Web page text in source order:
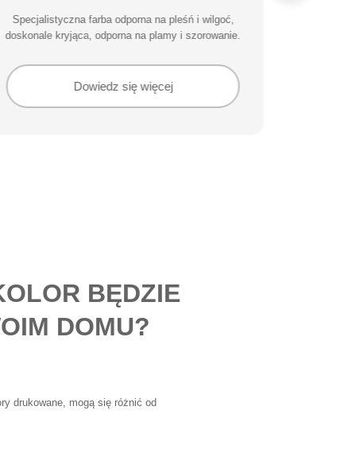
Specjalistyczna farba odporna na pleśń i wilgoć,
doskonale kryjąca, odporna na plamy i szorowanie.
Dowiedz się więcej
BĘDZIE
DOMU?
drukowane, mogą się różnić od